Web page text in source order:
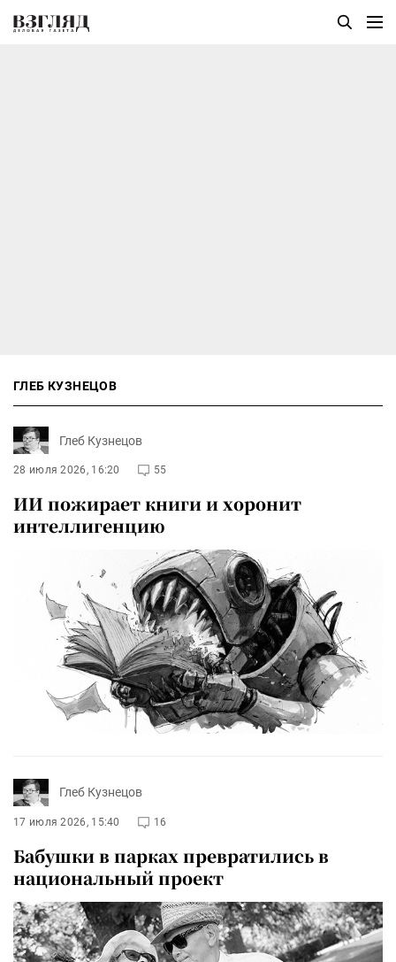
ГЛЕБ КУЗНЕЦОВ
Глеб Кузнецов
28 июля 2026, 16:20 55
ИИ пожирает книги и хоронит
интеллигенцию
Глеб Кузнецов
17 июля 2026, 15:40 16
Бабушки в парках превратились в
национальный проект